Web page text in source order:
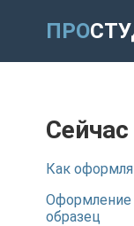
ПРО
Как
Оформление
образец